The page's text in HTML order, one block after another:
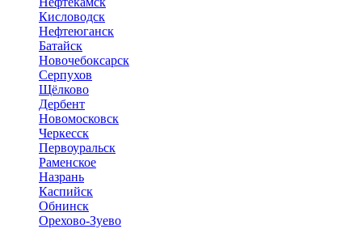
Кисловодск
Нефтеюганск
Батайск
Новочебоксарск
Серпухов
Щёлково
Дербент
Новомосковск
Черкесск
Первоуральск
Раменское
Назрань
Каспийск
Обнинск
Орехово-Зуево